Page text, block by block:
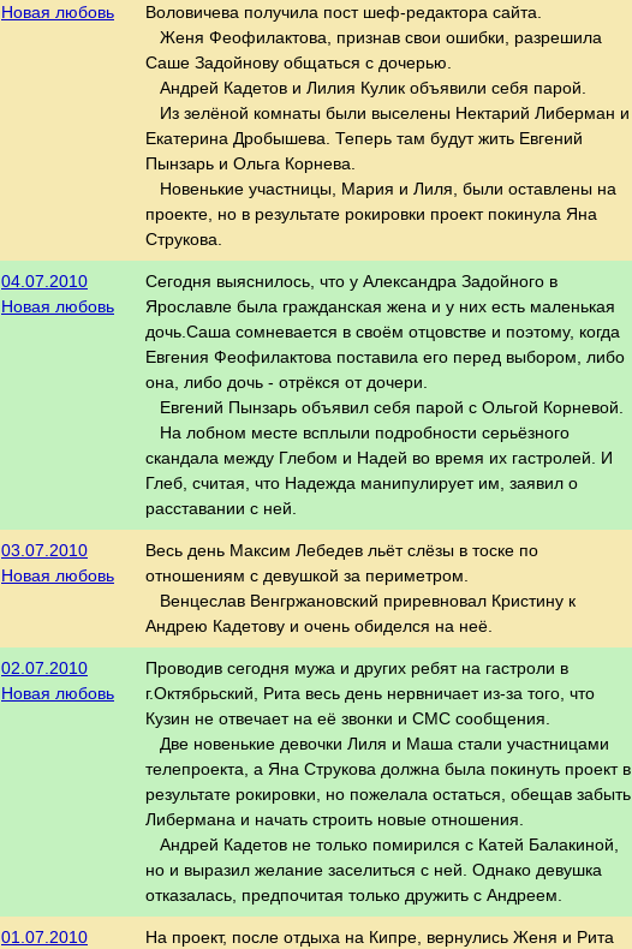
Новая любовь
Воловичева получила пост шеф-редактора сайта.
Женя Феофилактова, признав свои ошибки, разрешила
Саше Задойнову общаться с дочерью.
Андрей Кадетов и Лилия Кулик объявили себя парой.
Из зелёной комнаты были выселены Нектарий Либерман и
Екатерина Дробышева. Теперь там будут жить Евгений
Пынзарь и Ольга Корнева.
Новенькие участницы, Мария и Лиля, были оставлены на
проекте, но в результате рокировки проект покинула Яна
Струкова.
04.07.2010
Новая любовь
Сегодня выяснилось, что у Александра Задойного в
Ярославле была гражданская жена и у них есть маленькая
дочь.Саша сомневается в своём отцовстве и поэтому, когда
Евгения Феофилактова поставила его перед выбором, либо
она, либо дочь - отрёкся от дочери.
Евгений Пынзарь объявил себя парой с Ольгой Корневой.
На лобном месте всплыли подробности серьёзного
скандала между Глебом и Надей во время их гастролей. И
Глеб, считая, что Надежда манипулирует им, заявил о
расставании с ней.
03.07.2010
Новая любовь
Весь день Максим Лебедев льёт слёзы в тоске по
отношениям с девушкой за периметром.
Венцеслав Венгржановский приревновал Кристину к
Андрею Кадетову и очень обиделся на неё.
02.07.2010
Новая любовь
Проводив сегодня мужа и других ребят на гастроли в
г.Октябрьский, Рита весь день нервничает из-за того, что
Кузин не отвечает на её звонки и СМС сообщения.
Две новенькие девочки Лиля и Маша стали участницами
телепроекта, а Яна Струкова должна была покинуть проект в
результате рокировки, но пожелала остаться, обещав забыть
Либермана и начать строить новые отношения.
Андрей Кадетов не только помирился с Катей Балакиной,
но и выразил желание заселиться с ней. Однако девушка
отказалась, предпочитая только дружить с Андреем.
01.07.2010
На проект, после отдыха на Кипре, вернулись Женя и Рита